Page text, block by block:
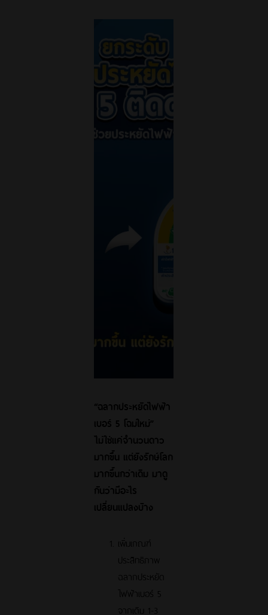
“ฉลากประหยัดไฟฟ้า
เบอร์ 5 โฉมใหม่”
ไม่ใช่แค่จำนวนดาว
มากขึ้น แต่ยังรักษ์โลก
มากขึ้นกว่าเดิม มาดู
กันว่ามีอะไร
เปลี่ยนแปลงบ้าง
เพิ่มเกณฑ์
ประสิทธิภาพ
ฉลากประหยัด
ไฟฟ้าเบอร์ 5
จากเดิม 1-3